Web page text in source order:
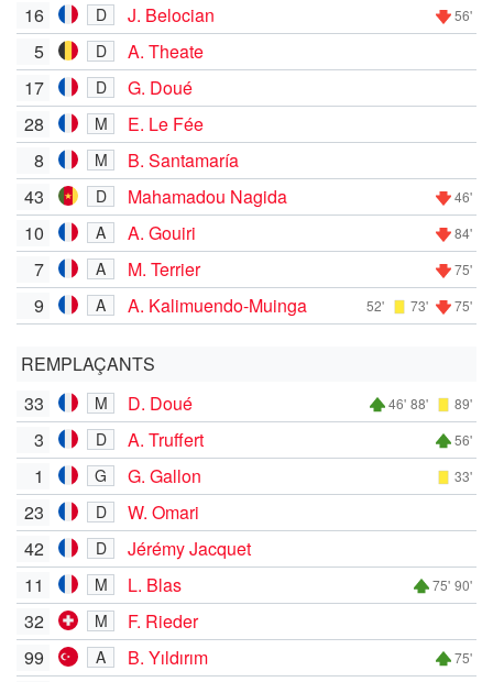
16
D J. Belocian 56'
5 D
A. Theate
17
D
G. Doué
28
M
E. Le Fée
8
M
B. Santamaría
43
D Mahamadou Nagida 46'
10 A A. Gouiri 84'
7 A M. Terrier 75'
9 A A. Kalimuendo-Muinga 52' 73' 75'
REMPLAÇANTS
33
M D. Doué 46' 88' 89'
3 D A. Truffert 56'
1 G G. Gallon 33'
23 D
W. Omari
42
D
Jérémy Jacquet
11
M L. Blas 75' 90'
32 M
F. Rieder
99
A B. Yıldırım 75'